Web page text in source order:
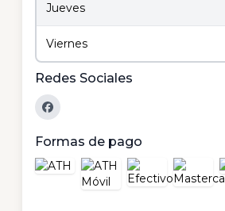
Jueves
Viernes
Redes Sociales
Formas de pago